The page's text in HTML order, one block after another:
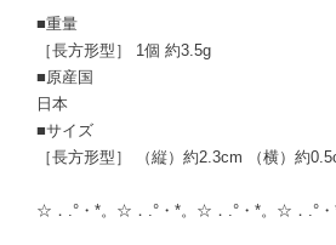
■重量
［長方形型］ 1個 約3.5g
■原産国
日本
■サイズ
［長方形型］ （縦）約2.3cm （横）約
☆．.°・*。☆．.°・*。☆．.°・*。☆．.°